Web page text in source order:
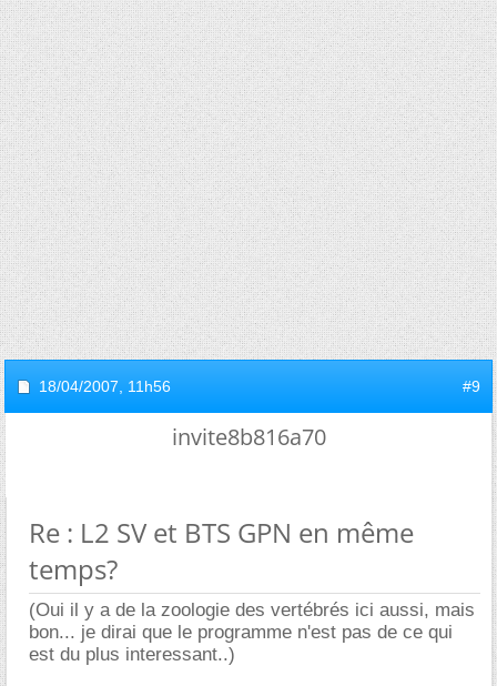
18/04/2007, 11h56 #9
invite8b816a70
Re : L2 SV et BTS GPN en même
temps?
(Oui il y a de la zoologie des vertébrés ici aussi, mais
bon... je dirai que le programme n'est pas de ce qui
est du plus interessant..)